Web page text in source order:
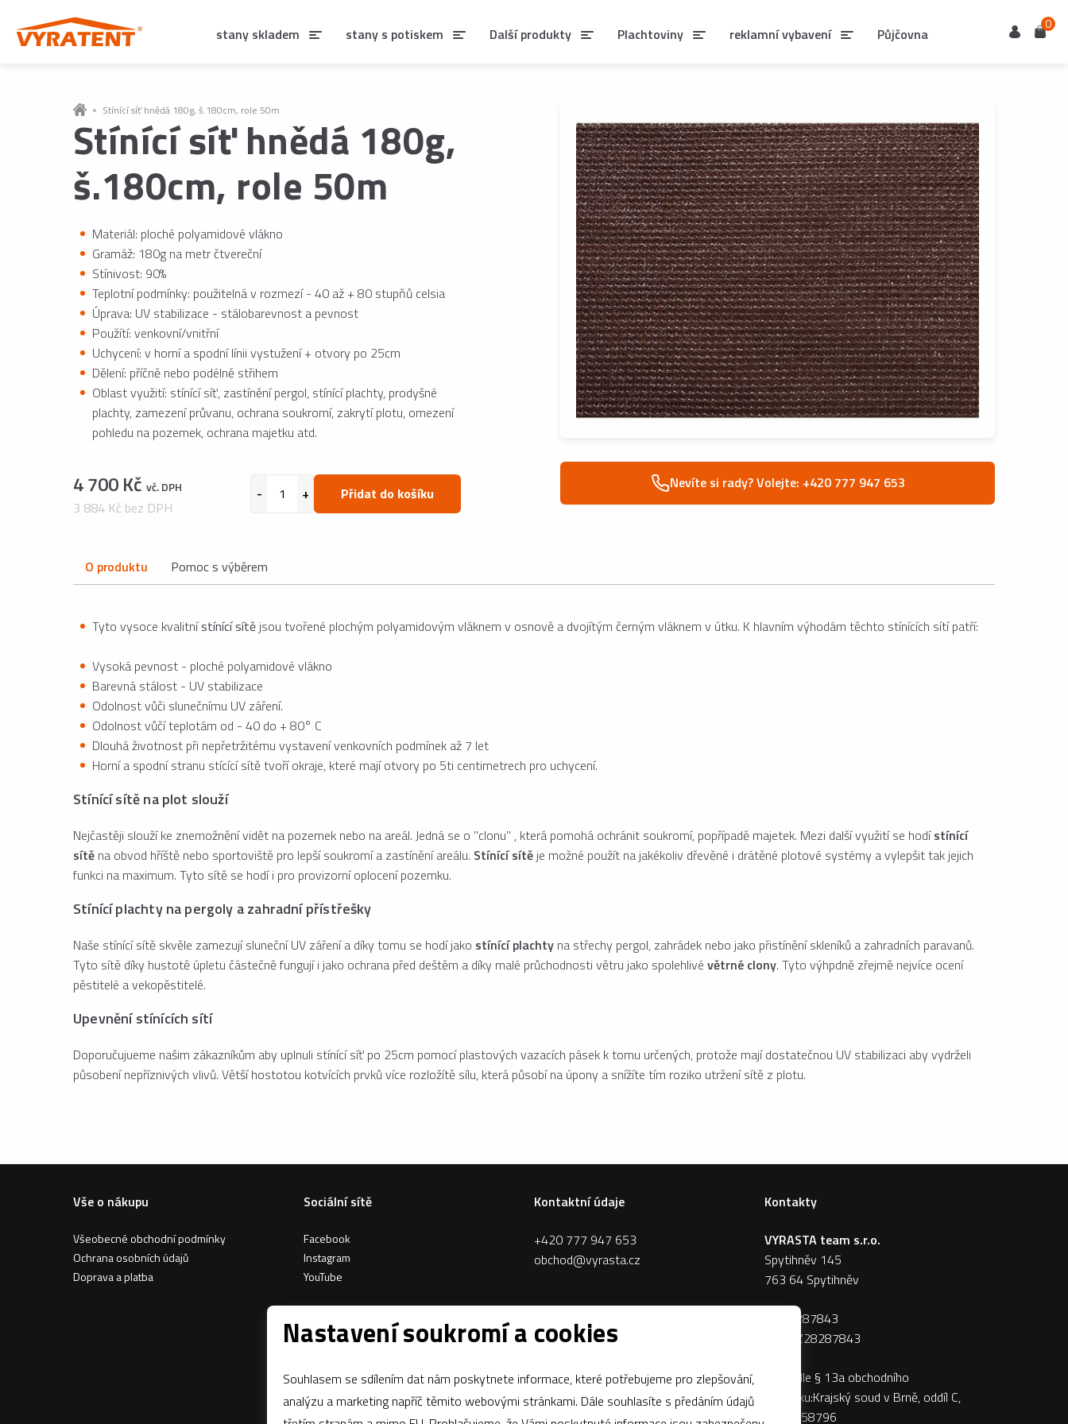
Stínící síť hnědá 180g, š.180cm, role 50m
Stínící síť hnědá 180g,
š.180cm, role 50m
Materiál: ploché polyamidové vlákno
Gramáž: 180g na metr čtvereční
Stínivost: 90%
Teplotní podmínky: použitelná v rozmezí - 40 až + 80 stupňů celsia
Úprava: UV stabilizace - stálobarevnost a pevnost
Použítí: venkovní/vnitřní
Uchycení: v horní a spodní línii vystužení + otvory po 25cm
Dělení: příčně nebo podélně střihem
Oblast využití: stínící síť, zastínění pergol, stínící plachty, prodyšné
plachty, zamezení průvanu, ochrana soukromí, zakrytí plotu, omezení
pohledu na pozemek, ochrana majetku atd.
4 700 Kč vč. DPH
3 884 Kč bez DPH
Přidat do košíku
Nevíte si rady? Volejte: +420 777 947 653
O produktu Pomoc s výběrem
Tyto vysoce kvalitnístínící sítě jsou tvořené plochým polyamidovým vláknem v osnově a dvojítým černým vláknem v útku. K hlavním výhodám těchto stínících sítí patří:
Vysoká pevnost - ploché polyamidové vlákno
Barevná stálost - UV stabilizace
Odolnost vůči slunečnímu UV záření.
Odolnost vůčí teplotám od - 40 do + 80° C
Dlouhá životnost při nepřetržitému vystavení venkovních podmínek až 7 let
Horní a spodní stranu stícící sítě tvoří okraje, které mají otvory po 5ti centimetrech pro uchycení.
Stínící sítě na plot slouží
Nejčastěji slouží ke znemožnění vidět na pozemek nebo na areál. Jedná se o "clonu" , která pomohá ochránit soukromí, popřípadě majetek. Mezi další využití se hodístínící
sítě na obvod hříště nebo sportoviště pro lepší soukromí a zastínění areálu. Stínící sítě je možné použít na jakékoliv dřevěné i drátěné plotové systémy a vylepšit tak jejich
funkci na maximum. Tyto sítě se hodí i pro provizorní oplocení pozemku.
Stínící plachty na pergoly a zahradní přístřešky
Naše stínící sítě skvěle zamezují sluneční UV záření a díky tomu se hodí jako stínící plachty na střechy pergol, zahrádek nebo jako přistínění skleníků a zahradních paravanů.
Tyto sítě díky hustotě úpletu částečně fungují i jako ochrana před deštěm a díky malé průchodnosti větru jako spolehlivé větrné clony. Tyto výhpdně zřejmě nejvíce ocení
pěstitelé a vekopěstitelé.
Upevnění stínících sítí
Doporučujueme našim zákazníkům aby uplnuli stínící síť po 25cm pomocí plastových vazacích pásek k tomu určených, protože mají dostatečnou UV stabilizaci aby vydrželi
působení nepříznivých vlivů. Větší hostotou kotvících prvků více rozložítě sílu, která působí na úpony a snížíte tím roziko utržení sítě z plotu.
Vše o nákupu
Všeobecné obchodní podmínky
Ochrana osobních údajů
Doprava a platba
Sociální sítě
Facebook
Instagram
YouTube
Kontaktní údaje
+420 777 947 653
obchod@vyrasta.cz
Kontakty
VYRASTA team s.r.o.
Spytihněv 145
763 64 Spytihněv
28287843
CZ28287843
Zápis dle § 13a obchodního
zákoníku:Krajský soud v Brně, oddíl C,
vložka 58796
stany skladem stany s potiskem Další produkty Plachtoviny reklamní vybavení Půjčovna UživatelKošík
0
Nastavení soukromí a cookies
Souhlasem se sdílením dat nám poskytnete informace, které potřebujeme pro zlepšování,
analýzu a marketing napříč těmito webovými stránkami. Dále souhlasíte s předáním údajů